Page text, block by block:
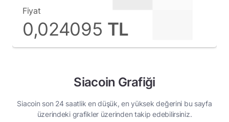
Fiyat
0,024095 TL
Siacoin Grafiği
Siacoin son 24 saatlik en düşük, en yüksek değerini bu sayfa
üzerindeki grafikler üzerinden takip edebilirsiniz.